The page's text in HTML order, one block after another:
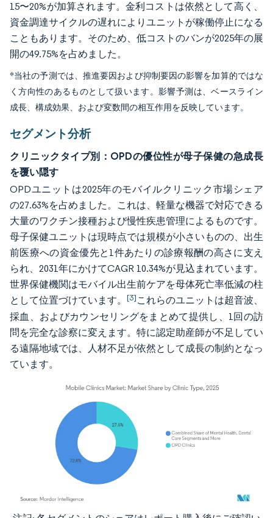
15〜20%が加算されます。金利コストは依然として高く、
資金調達サイクルの遅れによりユニットが稼働停止になる
こともあります。そのため、低コストのバンが2025年の展
開の49.75%を占めました。
*当社の予測では、推進要因および抑制要因の影響を加算的ではな
く方向性のあるものとして扱います。影響予測は、ベースライン
成長、構成効果、および変数間の相互作用を反映しています。
セグメント分析
クリニックタイプ別：OPDの優位性が母子保健の急成長
を覆い隠す
OPDユニットは2025年のモバイルクリニック市場シェア
の27.63%を占めました。これは、軽量な機器で対応できる
大量のワクチン接種および慢性疾患管理によるものです。
母子保健ユニットは現時点では規模が小さいものの、出生
前医療への資金優先と1件あたりの診療報酬の高さに支え
られ、2031年にかけてCAGR 10.34%が見込まれています。
世界保健機関はモバイル出生前ケアを母体死亡率低減の柱
として位置づけています。 [3]これらのユニットは超音波、
採血、およびカウンセリングをまとめて提供し、1回の訪
問を完全な診察に変えます。特に認定助産師が不足してい
る遠隔地域では、人材不足が依然として成長の制約となっ
ています。